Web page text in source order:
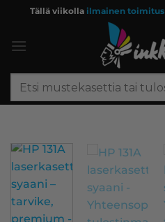
content
Tällä viikolla ilmainen toimitus
Etsi: